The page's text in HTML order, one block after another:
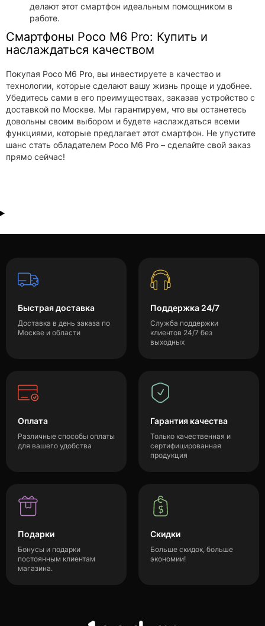
делают этот смартфон идеальным помощником в
работе.
Смартфоны Poco M6 Pro: Купить и
наслаждаться качеством
Покупая Poco M6 Pro, вы инвестируете в качество и
технологии, которые сделают вашу жизнь проще и удобнее.
Убедитесь сами в его преимуществах, заказав устройство с
доставкой по Москве. Мы гарантируем, что вы останетесь
довольны своим выбором и будете наслаждаться всеми
функциями, которые предлагает этот смартфон. Не упустите
шанс стать обладателем Poco M6 Pro – сделайте свой заказ
прямо сейчас!
Быстрая доставка
Доставка в день заказа по
Москве и области
Поддержка 24/7
Служба поддержки
клиентов 24/7 без
выходных
Оплата
Различные способы оплаты
для вашего удобства
Гарантия качества
Только качественная и
сертифицированная
продукция
Подарки
Бонусы и подарки
постоянным клиентам
магазина.
Скидки
Больше скидок, больше
экономии!